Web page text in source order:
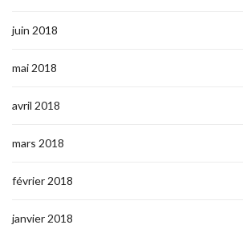
juin 2018
mai 2018
avril 2018
mars 2018
février 2018
janvier 2018